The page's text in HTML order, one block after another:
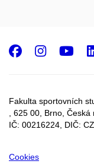
Fakulta sportovních
, 625 00, Brno, Česká
IČ: 00216224, DIČ:
Cookies